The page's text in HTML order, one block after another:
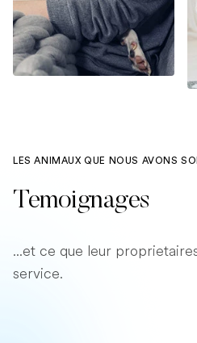
LES ANIMAUX QUE NOUS AVONS
Temoignages
...et ce que leur
service.